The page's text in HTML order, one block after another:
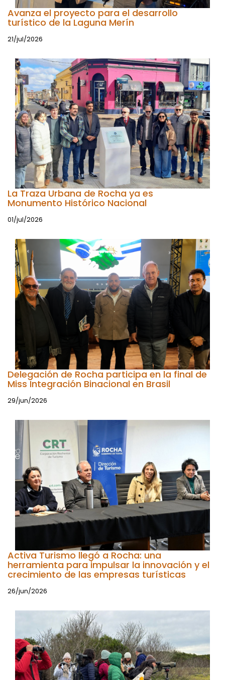
Avanza el proyecto para el desarrollo
turístico de la Laguna Merín
21/jul/2026
La Traza Urbana de Rocha ya es
Monumento Histórico Nacional
01/jul/2026
Delegación de Rocha participa en la final de
Miss Integración Binacional en Brasil
29/jun/2026
Activa Turismo llegó a Rocha: una
herramienta para impulsar la innovación y el
crecimiento de las empresas turísticas
26/jun/2026